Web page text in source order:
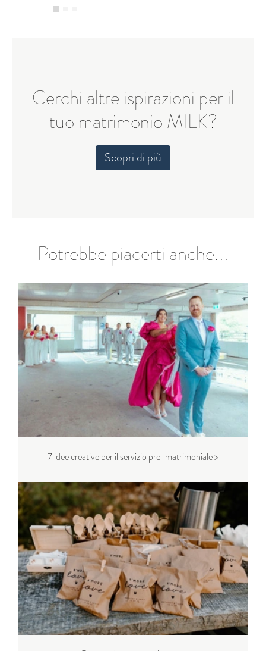
Cerchi altre ispirazioni per il
tuo matrimonio MILK?
Scopri di più
Potrebbe piacerti anche...
7 idee creative per il servizio pre-matrimoniale >